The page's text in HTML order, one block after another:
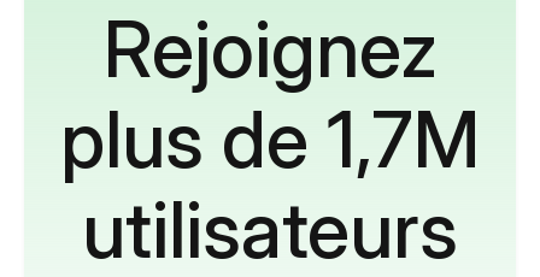
Rejoignez
plus de 1,7M
utilisateurs